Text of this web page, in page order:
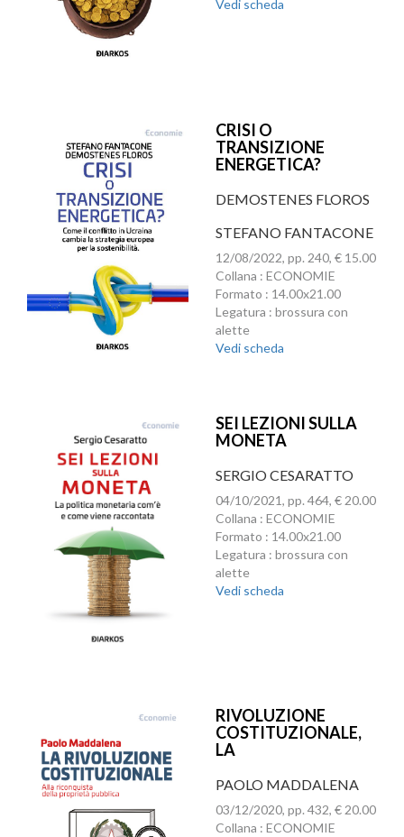
Vedi scheda
CRISI O
TRANSIZIONE
ENERGETICA?
DEMOSTENES FLOROS
STEFANO FANTACONE
12/08/2022, pp. 240, € 15.00
Collana : ECONOMIE
Formato : 14.00x21.00
Legatura : brossura con
alette
Vedi scheda
SEI LEZIONI SULLA
MONETA
SERGIO CESARATTO
04/10/2021, pp. 464, € 20.00
Collana : ECONOMIE
Formato : 14.00x21.00
Legatura : brossura con
alette
Vedi scheda
RIVOLUZIONE
COSTITUZIONALE,
LA
PAOLO MADDALENA
03/12/2020, pp. 432, € 20.00
Collana : ECONOMIE